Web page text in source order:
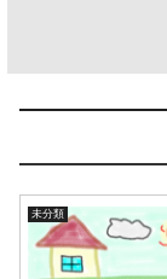
未分類